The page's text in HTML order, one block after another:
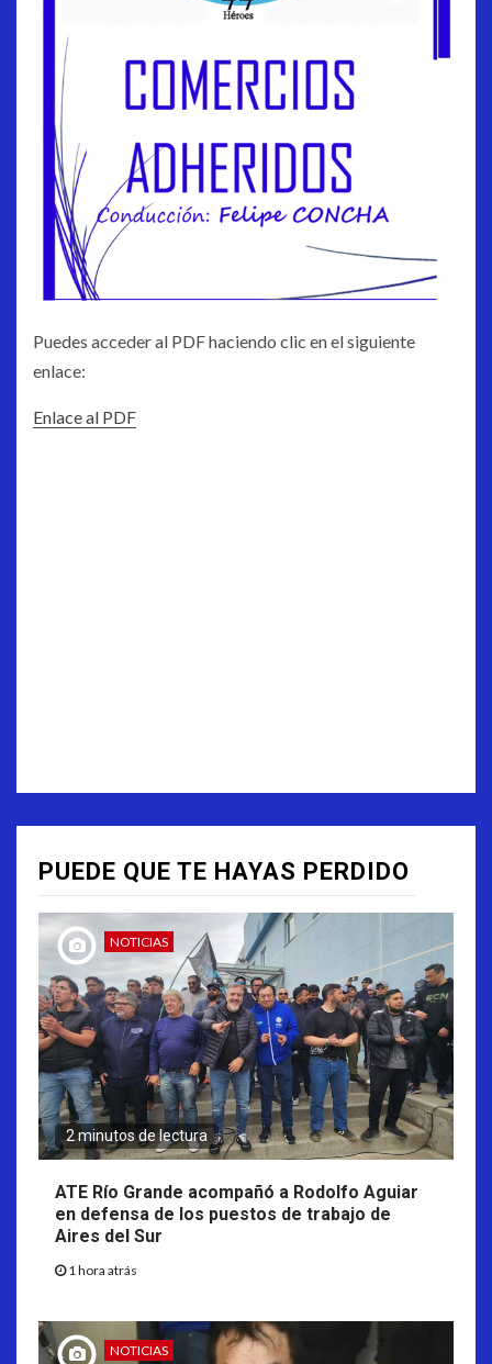
Puedes acceder al PDF haciendo clic en el siguiente
enlace:
Enlace al PDF
PUEDE QUE TE HAYAS PERDIDO
NOTICIAS
2 minutos de lectura
ATE Río Grande acompañó a Rodolfo Aguiar
en defensa de los puestos de trabajo de
Aires del Sur
1 hora atrás
NOTICIAS